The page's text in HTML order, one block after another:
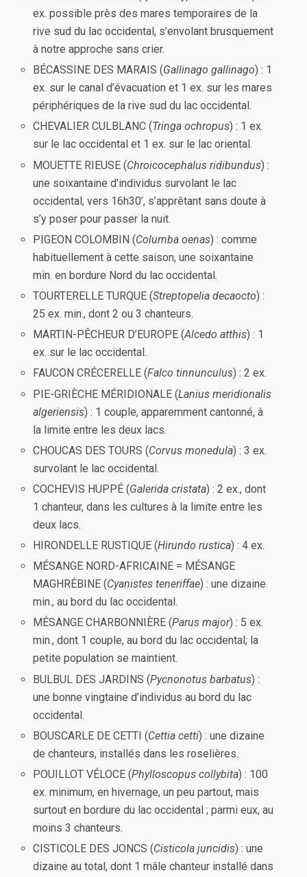
ex. possible près des mares temporaires de la
rive sud du lac occidental, s’envolant brusquement
à notre approche sans crier.
BÉCASSINE DES MARAIS (Gallinago gallinago) : 1
ex. sur le canal d’évacuation et 1 ex. sur les mares
périphériques de la rive sud du lac occidental.
CHEVALIER CULBLANC (Tringa ochropus) : 1 ex.
sur le lac occidental et 1 ex. sur le lac oriental.
MOUETTE RIEUSE (Chroicocephalus ridibundus) :
une soixantaine d’individus survolant le lac
occidental, vers 16h30’, s’apprêtant sans doute à
s’y poser pour passer la nuit.
PIGEON COLOMBIN (Columba oenas) : comme
habituellement à cette saison, une soixantaine
min. en bordure Nord du lac occidental.
TOURTERELLE TURQUE (Streptopelia decaocto) :
25 ex. min., dont 2 ou 3 chanteurs.
MARTIN-PÊCHEUR D’EUROPE (Alcedo atthis) : 1
ex. sur le lac occidental.
FAUCON CRÉCERELLE (Falco tinnunculus) : 2 ex.
PIE-GRIÈCHE MÉRIDIONALE (Lanius meridionalis
algeriensis) : 1 couple, apparemment cantonné, à
la limite entre les deux lacs.
CHOUCAS DES TOURS (Corvus monedula) : 3 ex.
survolant le lac occidental.
COCHEVIS HUPPÉ (Galerida cristata) : 2 ex., dont
1 chanteur, dans les cultures à la limite entre les
deux lacs.
HIRONDELLE RUSTIQUE (Hirundo rustica) : 4 ex.
MÉSANGE NORD-AFRICAINE = MÉSANGE
MAGHRÉBINE (Cyanistes teneriffae) : une dizaine
min., au bord du lac occidental.
MÉSANGE CHARBONNIÈRE (Parus major) : 5 ex.
min., dont 1 couple, au bord du lac occidental; la
petite population se maintient.
BULBUL DES JARDINS (Pycnonotus barbatus) :
une bonne vingtaine d’individus au bord du lac
occidental.
BOUSCARLE DE CETTI (Cettia cetti) : une dizaine
de chanteurs, installés dans les roselières.
POUILLOT VÉLOCE (Phylloscopus collybita) : 100
ex. minimum, en hivernage, un peu partout, mais
surtout en bordure du lac occidental ; parmi eux, au
moins 3 chanteurs.
CISTICOLE DES JONCS (Cisticola juncidis) : une
dizaine au total, dont 1 mâle chanteur installé dans